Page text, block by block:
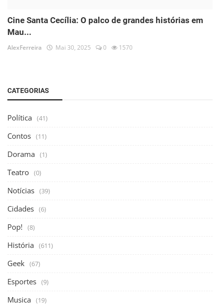
Cine Santa Cecília: O palco de grandes histórias em
Mau...
AlexFerreira Mai 30, 2025 0 1570
CATEGORIAS
Política (41)
Contos (11)
Dorama (1)
Teatro (0)
Notícias (39)
Cidades (6)
Pop! (8)
História (611)
Geek (67)
Esportes (9)
Musica (19)